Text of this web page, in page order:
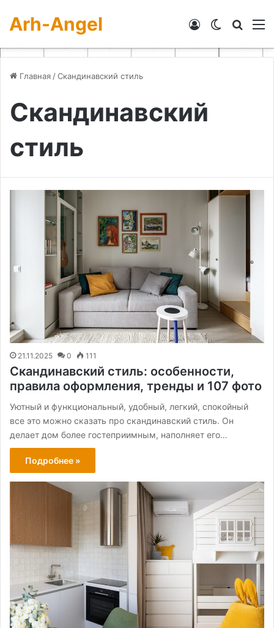
Arh-Angel Switch skin
Войти
Главная /Скандинавский стиль
Скандинавский
стиль
21.11.2025 0 111
Скандинавский стиль: особенности,
правила оформления, тренды и 107 фото
Уютный и функциональный, удобный, легкий, спокойный
все это можно сказать про скандинавский стиль. Он
делает дом более гостеприимным, наполняет его…
Подробнее »